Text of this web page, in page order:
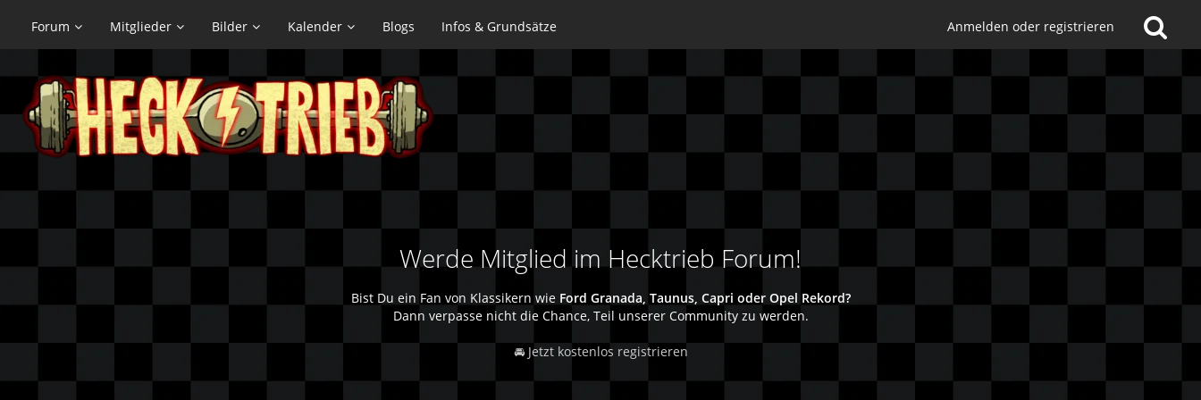
Forum Mitglieder Bilder Kalender Blogs Infos & Grundsätze Anmelden oder registrieren
Werde Mitglied im Hecktrieb Forum!
Bist Du ein Fan von Klassikern wie Ford Granada, Taunus, Capri oder Opel Rekord?
Dann verpasse nicht die Chance, Teil unserer Community zu werden.
🚘 Jetzt kostenlos registrieren